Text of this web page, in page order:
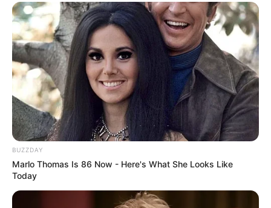
BUZZDAY
Marlo Thomas Is 86 Now - Here's What She Looks Like
Today